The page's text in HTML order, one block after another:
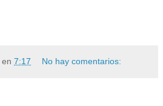
en 7:17 No hay comentarios: